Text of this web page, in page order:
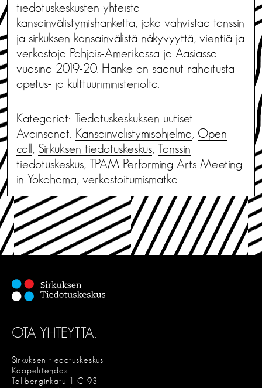
tiedotuskeskusten yhteistä
kansainvälistymishanketta, joka vahvistaa tanssin
ja sirkuksen kansainvälistä näkyvyyttä, vientiä ja
verkostoja Pohjois-Amerikassa ja Aasiassa
vuosina 2019-20. Hanke on saanut rahoitusta
opetus- ja kulttuuriministeriöltä.
Kategoriat: Tiedotus­keskuksen uutiset
Avainsanat: Kansainvälistymisohjelma, Open
call , Sirkuksen tiedotuskeskus, Tanssin
tiedotuskeskus, TPAM Performing Arts Meeting
in Yokohama, verkostoitumismatka
OTA YHTEYTTÄ:
Sirkuksen tiedotuskeskus
Kaapelitehdas
Tallberginkatu 1 C 93